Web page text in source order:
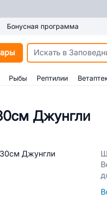
Бонусная программа
Рыбы Рептилии
Джунгли